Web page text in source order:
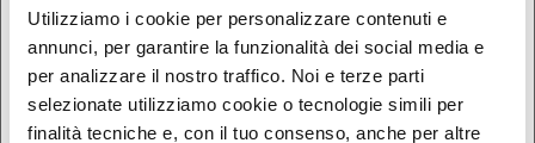
Utilizziamo i cookie per personalizzare contenuti e
annunci, per garantire la funzionalità dei social media e
per analizzare il nostro traffico. Noi e terze parti
selezionate utilizziamo cookie o tecnologie simili per
finalità tecniche e, con il tuo consenso, anche per altre
dal - al
DOVE